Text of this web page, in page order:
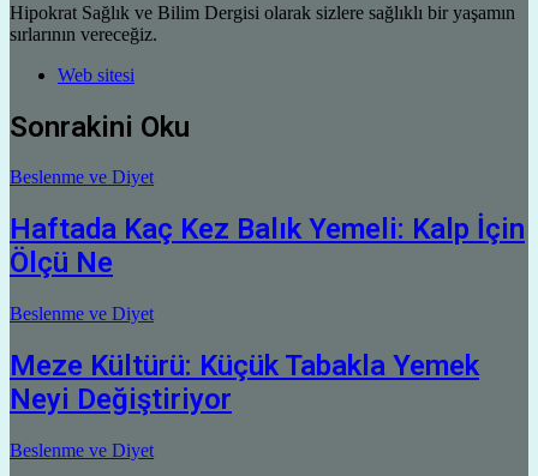
Hipokrat Sağlık ve Bilim Dergisi olarak sizlere sağlıklı bir yaşamın
sırlarının vereceğiz.
Web sitesi
Sonrakini Oku
Beslenme ve Diyet
Haftada Kaç Kez Balık Yemeli: Kalp İçin
Ölçü Ne
Beslenme ve Diyet
Meze Kültürü: Küçük Tabakla Yemek
Neyi Değiştiriyor
Beslenme ve Diyet